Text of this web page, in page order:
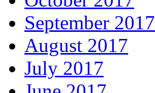
September 2017
August 2017
July 2017